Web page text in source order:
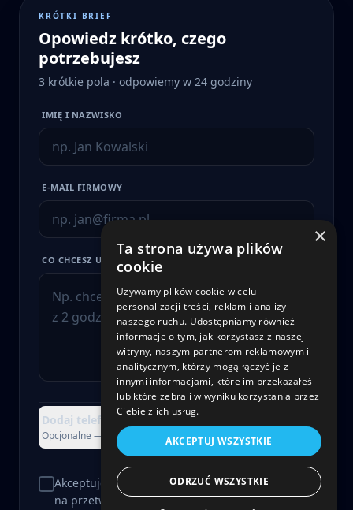
KRÓTKI BRIEF
Opowiedz krótko, czego
potrzebujesz
3 krótkie pola · odpowiemy w 24 godziny
IMIĘ I NAZWISKO
E-MAIL FIRMOWY
CO CHCESZ USPRAWNIĆ?
Dodaj telefon, firmę lub załącznik
Opcjonalne — możesz pominąć +
Akceptuję Politykę Prywatności i wyrażam zgodę
na przetwarzanie danych.
×
Ta strona używa plików
cookie
Używamy plików cookie w celu
personalizacji treści, reklam i analizy
naszego ruchu. Udostępniamy również
informacje o tym, jak korzystasz z naszej
witryny, naszym partnerom reklamowym i
analitycznym, którzy mogą łączyć je z
innymi informacjami, które im przekazałeś
lub które zebrali w wyniku korzystania przez
Ciebie z ich usług.
AKCEPTUJ WSZYSTKIE
ODRZUĆ WSZYSTKIE